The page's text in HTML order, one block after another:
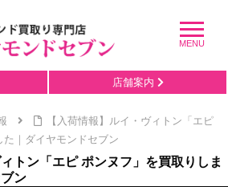
店舗案内
【入荷情報】ルイ・ヴィトン「エピ
｜ダイヤモンドセブン
トン「エピ ポンヌフ」を買取りしま
ン